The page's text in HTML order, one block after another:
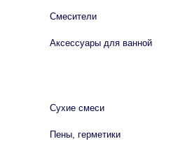
Смесители
Аксессуары для ванной
Сухие смеси
Пены, герметики